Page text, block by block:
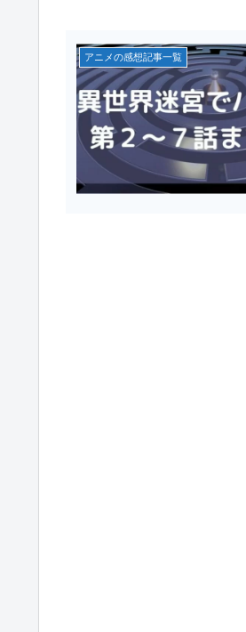
アニメの感想記事一覧